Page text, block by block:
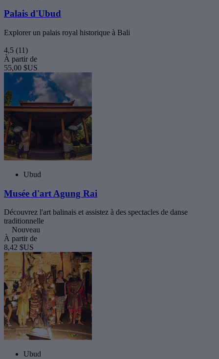
Palais d'Ubud
Explorer un palais royal historique à Bali
4,5 (11)
À partir de
55,00 $US
Ubud
Musée d'art Agung Rai
Découvrez l'art balinais et assistez à des spectacles de danse
traditionnelle
Nouveau
À partir de
8,42 $US
Ubud